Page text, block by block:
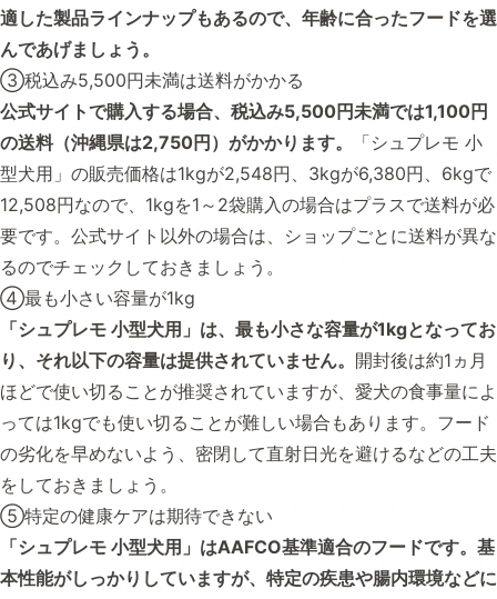
適した製品ラインナップもあるので、年齢に合ったフードを選
んであげましょう。
③税込み5,500円未満は送料がかかる
公式サイトで購入する場合、税込み5,500円未満では1,100円
の送料（沖縄県は2,750円）がかかります。
「シュプレモ 小
型犬用」の販売価格は1kgが2,548円、3kgが6,380円、6kgで
12,508円なので、1kgを1～2袋購入の場合はプラスで送料が必
要です。公式サイト以外の場合は、ショップごとに送料が異な
るのでチェックしておきましょう。
④最も小さい容量が1kg
「シュプレモ 小型犬用」は、最も小さな容量が1kgとなってお
り、それ以下の容量は提供されていません。 開封後は約1ヵ月
ほどで使い切ることが推奨されていますが、愛犬の食事量によ
っては1kgでも使い切ることが難しい場合もあります。フード
の劣化を早めないよう、密閉して直射日光を避けるなどの工夫
をしておきましょう。
⑤特定の健康ケアは期待できない
「シュプレモ 小型犬用」はAAFCO基準適合のフードです。基
本性能がしっかりしていますが、特定の疾患や腸内環境などに